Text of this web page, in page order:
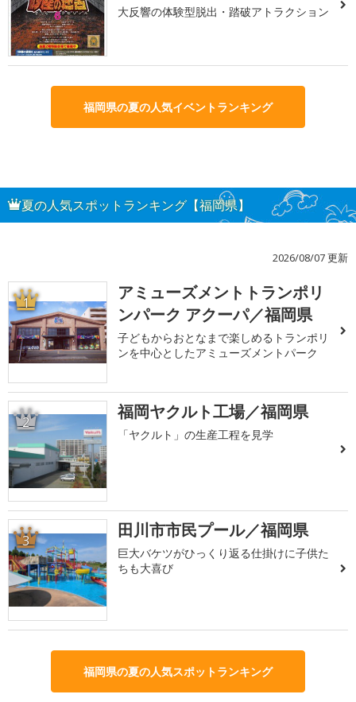
大反響の体験型脱出・踏破アトラクション
福岡県の夏の人気イベントランキング
夏の人気スポットランキング【福岡県】
2026/08/07 更新
1
アミューズメントトランポリ
ンパーク アクーパ／福岡県
子どもからおとなまで楽しめるトランポリ
ンを中心としたアミューズメントパーク
2 福岡ヤクルト工場／福岡県
「ヤクルト」の生産工程を見学
3 田川市市民プール／福岡県
巨大バケツがひっくり返る仕掛けに子供た
ちも大喜び
福岡県の夏の人気スポットランキング